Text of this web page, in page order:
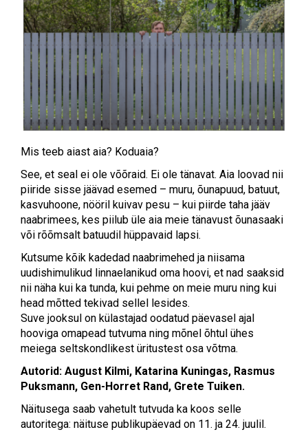
Mis teeb aiast aia? Koduaia?
See, et seal ei ole võõraid. Ei ole tänavat. Aia loovad nii
piiride sisse jäävad esemed – muru, õunapuud, batuut,
kasvuhoone, nööril kuivav pesu – kui piirde taha jääv
naabrimees, kes piilub üle aia meie tänavust õunasaaki
või rõõmsalt batuudil hüppavaid lapsi.
Kutsume kõik kadedad naabrimehed ja niisama
uudishimulikud linnaelanikud oma hoovi, et nad saaksid
nii näha kui ka tunda, kui pehme on meie muru ning kui
head mõtted tekivad sellel lesides.
Suve jooksul on külastajad oodatud päevasel ajal
hooviga omapead tutvuma ning mõnel õhtul ühes
meiega seltskondlikest üritustest osa võtma.
Autorid: August Kilmi, Katarina Kuningas, Rasmus
Puksmann, Gen-Horret Rand, Grete Tuiken.
Näitusega saab vahetult tutvuda ka koos selle
autoritega: näituse publikupäevad on 11. ja 24. juulil.